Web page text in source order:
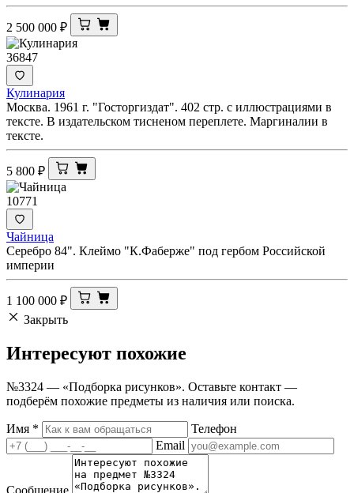
2 500 000 ₽
36847
Кулинария
Москва. 1961 г. "Госторгиздат". 402 стр. с иллюстрациями в
тексте. В издательском тисненом переплете. Маргиналии в
тексте.
5 800 ₽
10771
Чайница
Серебро 84". Клеймо "К.Фаберже" под гербом Российской
империи
1 100 000 ₽
Закрыть
Интересуют похожие
№3324 — «Подборка рисунков». Оставьте контакт —
подберём похожие предметы из наличия или поиска.
Имя *
Телефон
Email